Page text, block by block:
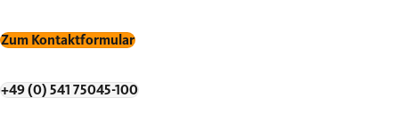
Zum Kontaktformular
+49 (0) 541 75045-100